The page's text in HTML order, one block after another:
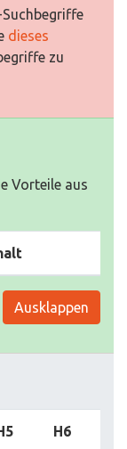
dieses
zu
Vorteile aus
Ausklappen
H6